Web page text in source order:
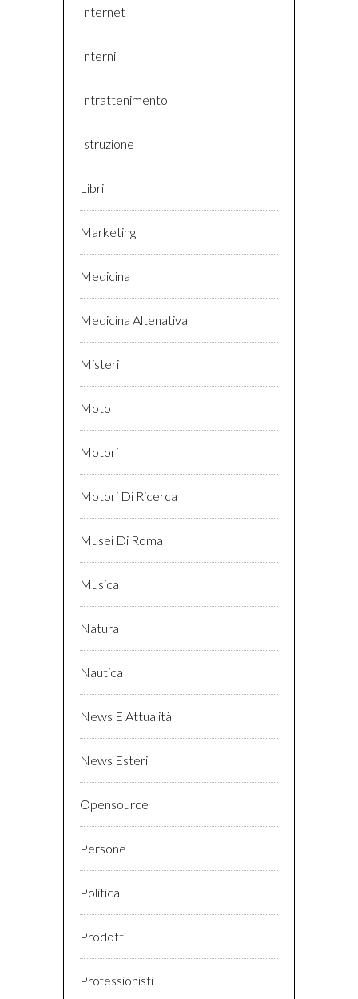
Internet
Interni
Intrattenimento
Istruzione
Libri
Marketing
Medicina
Medicina Altenativa
Misteri
Moto
Motori
Motori Di Ricerca
Musei Di Roma
Musica
Natura
Nautica
News E Attualità
News Esteri
Opensource
Persone
Politica
Prodotti
Professionisti